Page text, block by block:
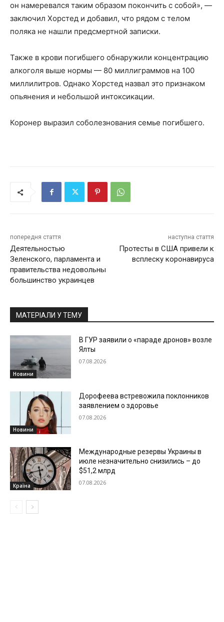
он намеревался таким образом покончить с собой», —
заключил Хорстед и добавил, что рядом с телом
поляка не нашли предсмертной записки.
Также в крови погибшего обнаружили концентрацию
алкоголя выше нормы — 80 миллиграммов на 100
миллилитров. Однако Хорстед назвал это признаком
опьянения и небольшой интоксикации.
Коронер выразил соболезнования семье погибшего.
попередня стаття
Деятельностью
Зеленского, парламента и
правительства недовольны
большинство украинцев
наступна стаття
Протесты в США привели к
всплеску коронавируса
МАТЕРІАЛИ У ТЕМУ
Новини
В ГУР заявили о «параде дронов» возле
Ялты
07.08.2026
Новини
Дорофеева встревожила поклонников
заявлением о здоровье
07.08.2026
Країна
Международные резервы Украины в
июле незначительно снизились – до
$51,2 млрд
07.08.2026